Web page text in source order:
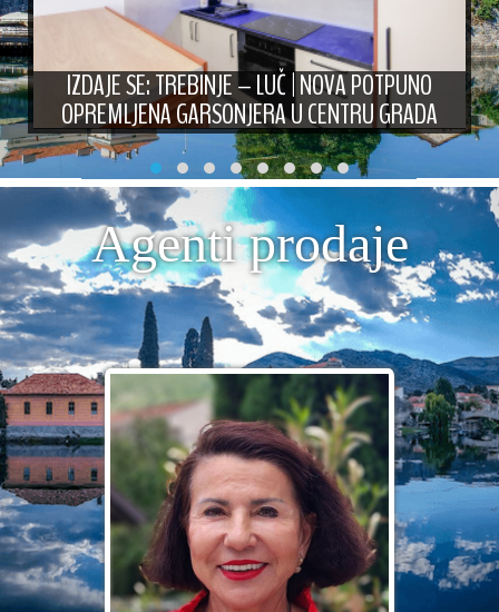
IZDAJE SE: TREBINJE – LUČ | NOVA POTPUNO
OPREMLJENA GARSONJERA U CENTRU GRADA
Agenti prodaje